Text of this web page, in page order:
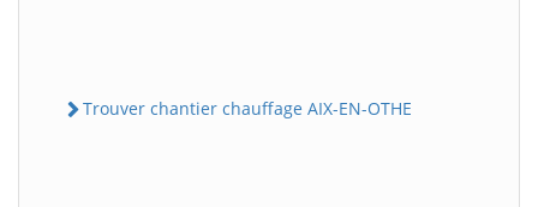
Trouver chantier chauffage AIX-EN-OTHE